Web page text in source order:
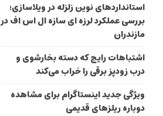
استانداردهای نوین زلزله در ویلاسازی؛
بررسی عملکرد لرزه ای سازه ال اس اف در
مازندران
اشتباهات رایج که دسته بخارشوی و
درب زودپز برقی را خراب می‌کند
ویژگی جدید اینستاگرام برای مشاهده
دوباره ریلزهای قدیمی